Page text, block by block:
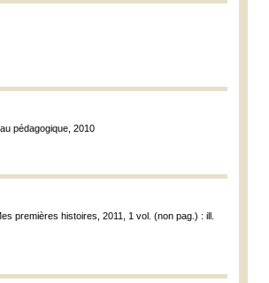
pédagogique, 2010
premières histoires, 2011, 1 vol. (non pag.) : ill.